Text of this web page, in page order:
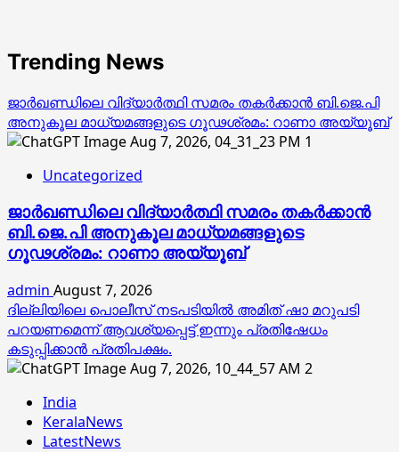
Trending News
ജാര്‍ഖണ്ഡിലെ വിദ്യാര്‍ത്ഥി സമരം തകര്‍ക്കാന്‍ ബി.ജെ.പി
അനുകൂല മാധ്യമങ്ങളുടെ ഗൂഢശ്രമം: റാണാ അയ്യൂബ്
1
Uncategorized
ജാര്‍ഖണ്ഡിലെ വിദ്യാര്‍ത്ഥി സമരം തകര്‍ക്കാന്‍
ബി.ജെ.പി അനുകൂല മാധ്യമങ്ങളുടെ
ഗൂഢശ്രമം: റാണാ അയ്യൂബ്
admin August 7, 2026
ദില്ലിയിലെ പൊലീസ് നടപടിയിൽ അമിത് ഷാ മറുപടി
പറയണമെന്ന് ആവശ്യപ്പെട്ട് ഇന്നും പ്രതിഷേധം
കടുപ്പിക്കാൻ പ്രതിപക്ഷം.
2
India
KeralaNews
LatestNews